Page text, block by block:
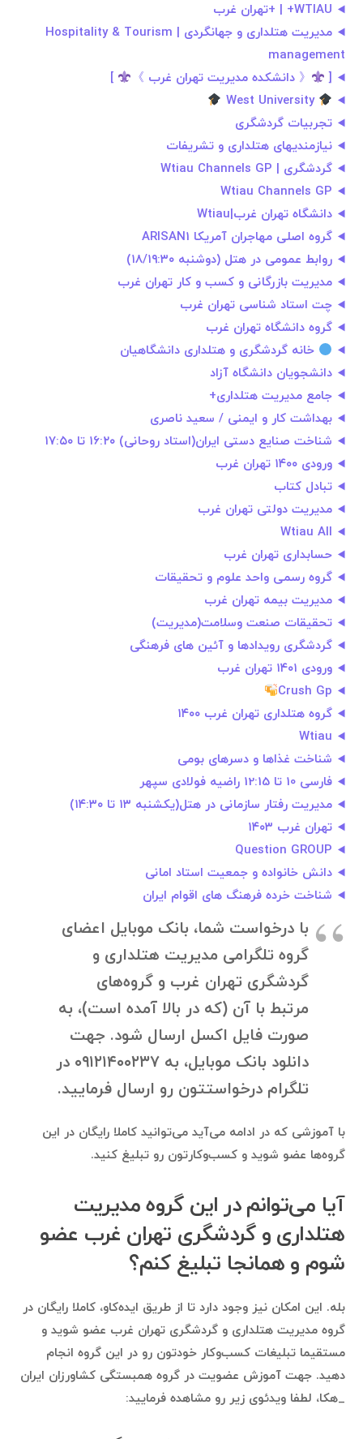
WTIAU+ | +تهران غرب
مدیریت هتلداری و جهانگردی | Hospitality & Tourism
management
[
《 دانشکده مدیریت تهران غرب 》
]
West University
تجربیات گردشگری
نیازمندیهای هتلداری و تشریفات
گردشگری | Wtiau Channels GP
Wtiau Channels GP
دانشگاه تهران غرب|Wtiau
گروه اصلی مهاجران آمریکا ARISAN1
روابط عمومی در هتل (دوشنبه ۱۸/۱۹:۳۰)
مدیریت بازرگانی و کسب و کار تهران غرب
چت استاد شناسی تهران غرب
گروه دانشگاه تهران غرب
خانه گردشگری و هتلداری دانشگاهیان
دانشجویان دانشگاه آزاد
جامع مدیریت هتلداری+
بهداشت کار و ایمنی / سعید ناصری
شناخت صنایع دستی ایران(استاد روحانی) ۱۶:۲۰ تا ۱۷:۵۰
ورودی ۱۴۰۰ تهران غرب
تبادل کتاب
مدیریت دولتی تهران غرب
Wtiau All
حسابداری تهران غرب
گروه رسمی واحد علوم و تحقیقات
مدیریت بیمه تهران غرب
تحقیقات صنعت وسلامت(مدیریت)
گردشگری رویدادها و آئین های فرهنگی
ورودی ۱۴۰۱ تهران غرب
Crush Gp
گروه هتلداری تهران غرب ۱۴۰۰
Wtiau
شناخت غذاها و دسرهای بومی
فارسی 10 تا 12:15 راضیه فولادی سپهر
مدیریت رفتار سازمانی در هتل(یکشنبه ۱۳ تا ۱۴:۳۰)
تهران غرب ۱۴۰۳
Question GROUP
دانش خانواده و جمعیت استاد امانی
شناخت خرده فرهنگ های اقوام ایران
با درخواست شما، بانک موبایل اعضای
گروه تلگرامی مدیریت هتلداری و
گردشگری تهران غرب و گروه‌های
مرتبط با آن (که در بالا آمده است)، به
صورت فایل اکسل ارسال شود. جهت
دانلود بانک موبایل، به ۰۹۱۲۱۴۰۰۲۳۷ در
تلگرام درخواستتون رو ارسال فرمایید.
با آموزشی که در ادامه می‌آید می‌توانید کاملا رایگان در این
گروه‌ها عضو شوید و کسب‌وکارتون رو تبلیغ کنید.
آیا می‌توانم در این گروه مدیریت
هتلداری و گردشگری تهران غرب عضو
شوم و همانجا تبلیغ کنم؟
بله. این امکان نیز وجود دارد تا از طریق ایده‌کاو، کاملا رایگان در
گروه مدیریت هتلداری و گردشگری تهران غرب عضو شوید و
مستقیما تبلیغات کسب‌وکار خودتون رو در این گروه انجام
دهید. جهت آموزش عضویت در گروه همبستگی کشاورزان ایران
_هکا، لطفا ویدئوی زیر رو مشاهده فرمایید: